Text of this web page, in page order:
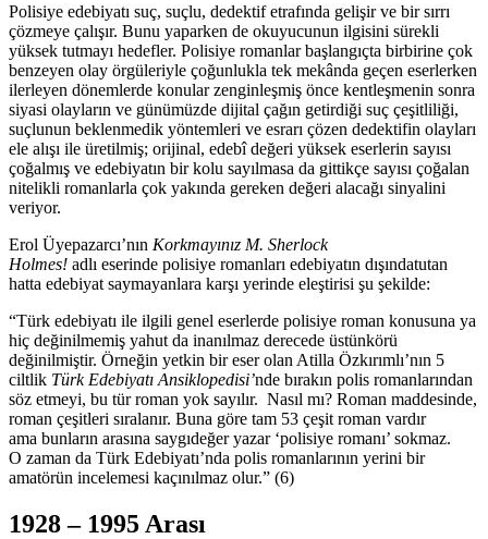
Polisiye edebiyatı suç, suçlu, dedektif etrafında gelişir ve bir sırrı
çözmeye çalışır. Bunu yaparken de okuyucunun ilgisini sürekli
yüksek tutmayı hedefler. Polisiye romanlar başlangıçta birbirine çok
benzeyen olay örgüleriyle çoğunlukla tek mekânda geçen eserlerken
ilerleyen dönemlerde konular zenginleşmiş önce kentleşmenin sonra
siyasi olayların ve günümüzde dijital çağın getirdiği suç çeşitliliği,
suçlunun beklenmedik yöntemleri ve esrarı çözen dedektifin olayları
ele alışı ile üretilmiş; orijinal, edebî değeri yüksek eserlerin sayısı
çoğalmış ve edebiyatın bir kolu sayılmasa da gittikçe sayısı çoğalan
nitelikli romanlarla çok yakında gereken değeri alacağı sinyalini
veriyor.
Erol Üyepazarcı’nın Korkmayınız M. Sherlock
Holmes! adlı eserinde polisiye romanları edebiyatın dışındatutan
hatta edebiyat saymayanlara karşı yerinde eleştirisi şu şekilde:
“Türk edebiyatı ile ilgili genel eserlerde polisiye roman konusuna ya
hiç değinilmemiş yahut da inanılmaz derecede üstünkörü
değinilmiştir. Örneğin yetkin bir eser olan Atilla Özkırımlı’nın 5
ciltlik Türk Edebiyatı Ansiklopedisi’nde bırakın polis romanlarından
söz etmeyi, bu tür roman yok sayılır. Nasıl mı? Roman maddesinde,
roman çeşitleri sıralanır. Buna göre tam 53 çeşit roman vardır
ama bunların arasına saygıdeğer yazar ‘polisiye romanı’ sokmaz.
O zaman da Türk Edebiyatı’nda polis romanlarının yerini bir
amatörün incelemesi kaçınılmaz olur.” (6)
1928 – 1995 Arası